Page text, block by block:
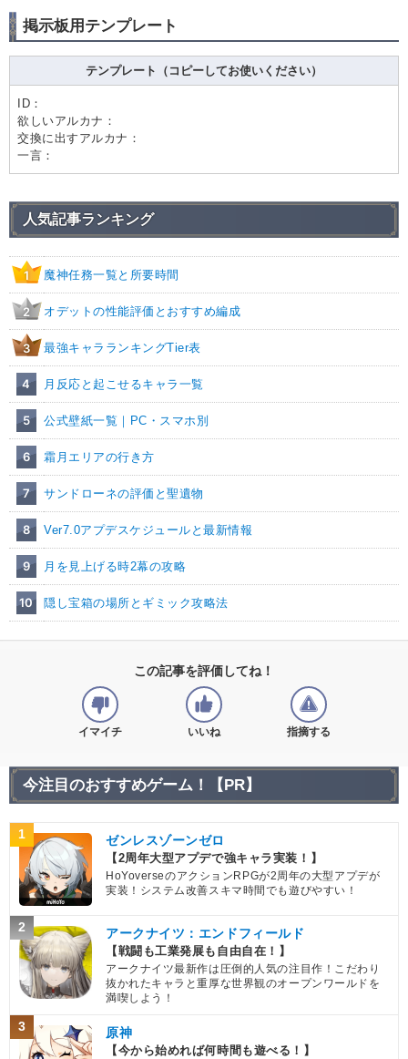
掲示板用テンプレート
テンプレート（コピーしてお使いください）
ID：
欲しいアルカナ：
交換に出すアルカナ：
一言：
人気記事ランキング
1 魔神任務一覧と所要時間
2 オデットの性能評価とおすすめ編成
3 最強キャラランキングTier表
4 月反応と起こせるキャラ一覧
5 公式壁紙一覧｜PC・スマホ別
6 霜月エリアの行き方
7 サンドローネの評価と聖遺物
8 Ver7.0アプデスケジュールと最新情報
9 月を見上げる時2幕の攻略
10 隠し宝箱の場所とギミック攻略法
この記事を評価してね！
イマイチ いいね 指摘する
今注目のおすすめゲーム！【PR】
1 ゼンレスゾーンゼロ
【2周年大型アプデで強キャラ実装！】
HoYoverseのアクションRPGが2周年の大型アプデが
実装！システム改善スキマ時間でも遊びやすい！
2 アークナイツ：エンドフィールド
【戦闘も工業発展も自由自在！】
アークナイツ最新作は圧倒的人気の注目作！こだわり
抜かれたキャラと重厚な世界観のオープンワールドを
満喫しよう！
3 原神
【今から始めれば何時間も遊べる！】